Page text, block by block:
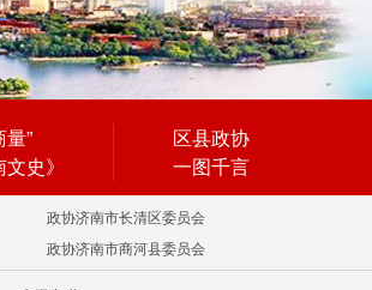
量”
文史》
区县政协
一图千言
政协济南市长清区委员会
政协济南市商河县委员会